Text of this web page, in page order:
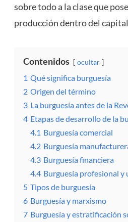
sobre todo a la clase que
producción dentro del
Contenidos ocultar
1 Qué significa burguesía
2 Origen del término
3 La burguesía antes de la
4 Etapas de desarrollo de la
4.1 Burguesía comercial
4.2 Burguesía
4.3 Burguesía financiera
4.4 Burguesía profesional y
5 Tipos de burguesía
6 Burguesía y marxismo
7 Burguesía y estratificación